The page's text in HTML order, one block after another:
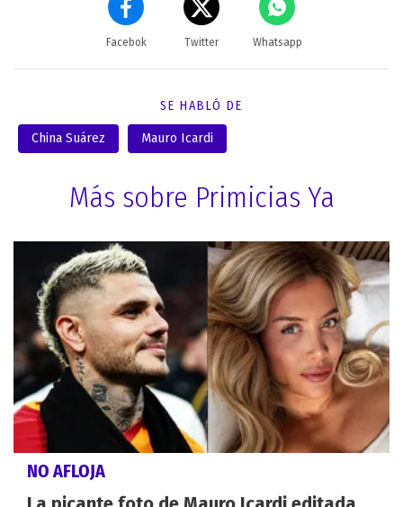
Facebok Twitter Whatsapp
SE HABLÓ DE
China Suárez Mauro Icardi
Más sobre Primicias Ya
NO AFLOJA